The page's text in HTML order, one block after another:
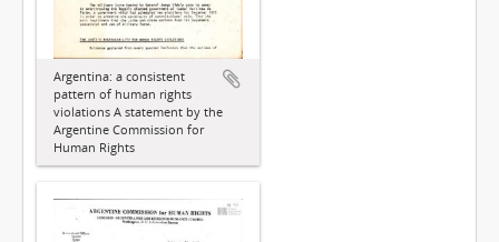
Argentina: a consistent
pattern of human rights
violations A statement by the
Argentine Commission for
Human Rights